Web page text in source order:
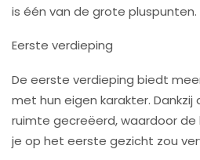
is één van de grote pluspunten.
Eerste verdieping
De eerste verdieping biedt
met hun eigen karakter.
ruimte gecreëerd, waardoor de
je op het eerste gezicht zou